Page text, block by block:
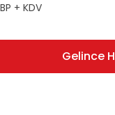
+ KDV
Gelince